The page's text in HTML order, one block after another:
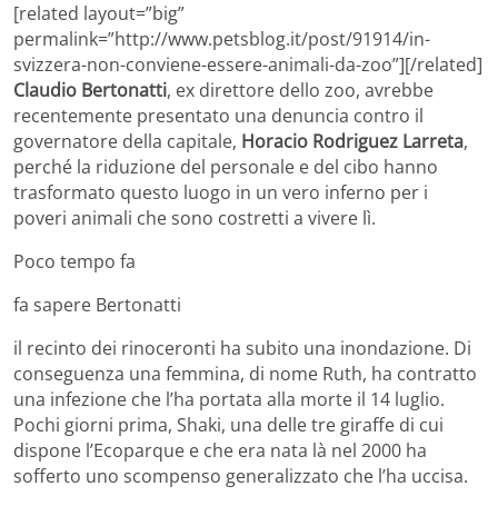
[related layout=”big”
permalink=”http://www.petsblog.it/post/91914/in-
svizzera-non-conviene-essere-animali-da-zoo”][/related]
Claudio Bertonatti, ex direttore dello zoo, avrebbe
recentemente presentato una denuncia contro il
governatore della capitale, Horacio Rodriguez Larreta,
perché la riduzione del personale e del cibo hanno
trasformato questo luogo in un vero inferno per i
poveri animali che sono costretti a vivere lì.
Poco tempo fa
fa sapere Bertonatti
il recinto dei rinoceronti ha subito una inondazione. Di
conseguenza una femmina, di nome Ruth, ha contratto
una infezione che l’ha portata alla morte il 14 luglio.
Pochi giorni prima, Shaki, una delle tre giraffe di cui
dispone l’Ecoparque e che era nata là nel 2000 ha
sofferto uno scompenso generalizzato che l’ha uccisa.